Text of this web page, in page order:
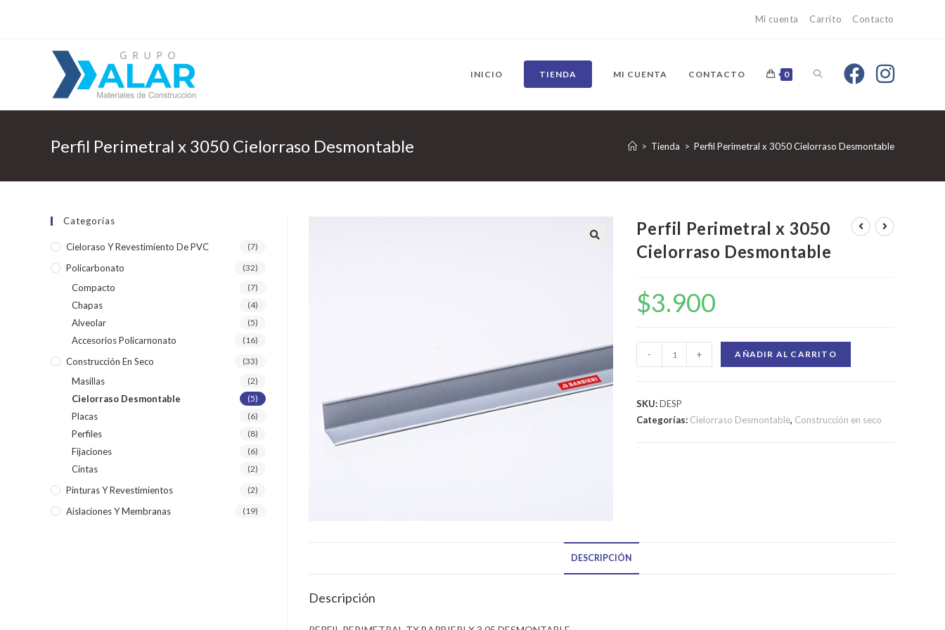
Mi cuenta Carrito Contacto
INICIO TIENDA MI CUENTA CONTACTO 0
Perfil Perimetral x 3050 Cielorraso Desmontable > Tienda > Perfil Perimetral x 3050 Cielorraso Desmontable
Perfil Perimetral x 3050
Cielorraso Desmontable
$3.900
- + AÑADIR AL CARRITO
SKU:DESP
Categorías: Cielorraso Desmontable, Construcción en seco
DESCRIPCIÓN
Descripción
Categorías
Cieloraso Y Revestimiento De PVC (7)
Policarbonato (32)
Compacto (7)
Chapas (4)
Alveolar (5)
Accesorios Policarnonato (16)
Construcción En Seco (33)
Masillas (2)
Cielorraso Desmontable (5)
Placas (6)
Perfiles (8)
Fijaciones (6)
Cintas (2)
Pinturas Y Revestimientos (2)
Aislaciones Y Membranas (19)